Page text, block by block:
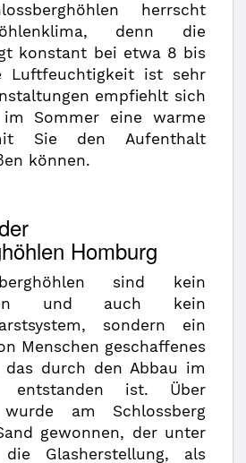
herrscht
denn die
konstant bei etwa 8 bis
Luftfeuchtigkeit ist sehr
empfiehlt sich
Sommer eine warme
Sie den Aufenthalt
können.
Homburg
sind kein
und auch kein
sondern ein
Menschen geschaffenes
das durch den Abbau im
entstanden ist. Über
wurde am Schlossberg
gewonnen, der unter
Glasherstellung, als